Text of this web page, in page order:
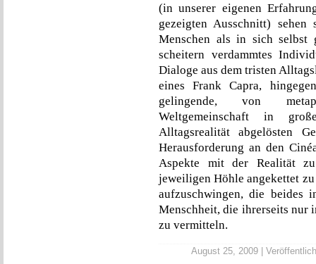
(in unserer eigenen
gezeigten Ausschnitt)
Menschen als in sich selbst
scheitern verdammtes
Dialoge aus dem tristen
eines Frank Capra,
gelingende, von
Weltgemeinschaft in
Alltagsrealität abgelösten
Herausforderung an den
Aspekte mit der Realität
jeweiligen Höhle angekettet
aufzuschwingen, die beides
Menschheit, die ihrerseits nur
zu vermitteln.
August 25, 2009 |